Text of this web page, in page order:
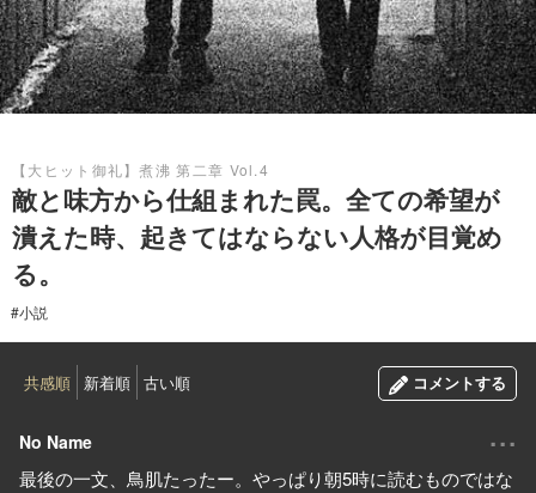
【大ヒット御礼】煮沸 第二章 Vol.4
敵と味方から仕組まれた罠。全ての希望が
潰えた時、起きてはならない人格が目覚め
る。
#小説
共感順 新着順 古い順 コメントする
No Name ...
最後の一文、鳥肌たったー。やっぱり朝5時に読むものではな